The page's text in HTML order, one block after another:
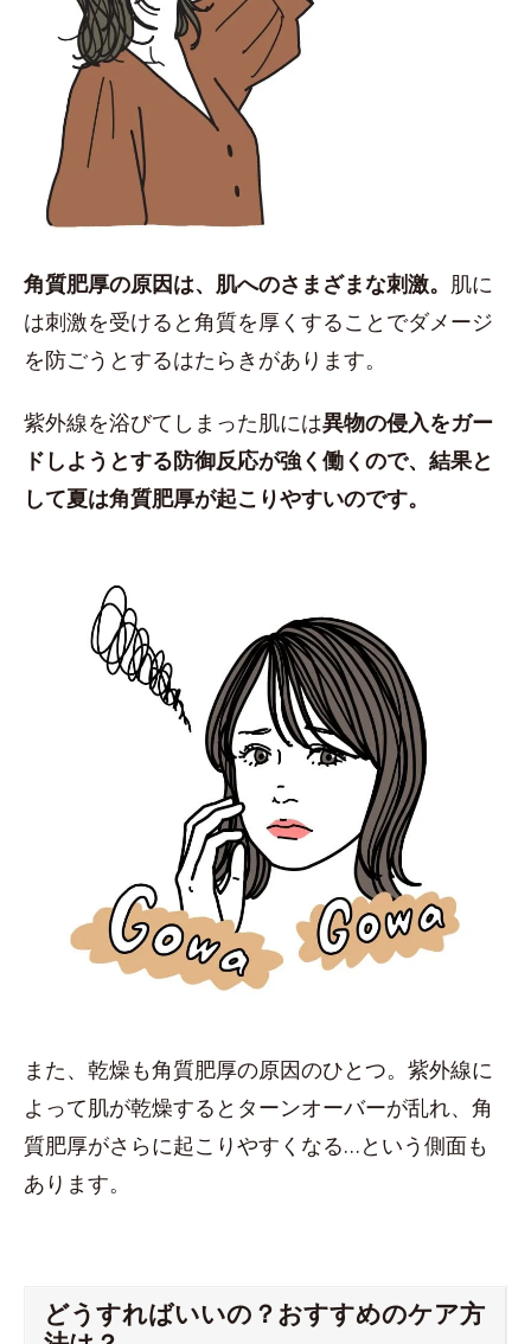
角質肥厚の原因は、肌へのさまざまな刺激。 肌に
は刺激を受けると角質を厚くすることでダメージ
を防ごうとするはたらきがあります。
紫外線を浴びてしまった肌には異物の侵入をガー
ドしようとする防御反応が強く働くので、結果と
して夏は角質肥厚が起こりやすいのです。
また、乾燥も角質肥厚の原因のひとつ。紫外線に
よって肌が乾燥するとターンオーバーが乱れ、角
質肥厚がさらに起こりやすくなる…という側面も
あります。
どうすればいいの？おすすめのケア方